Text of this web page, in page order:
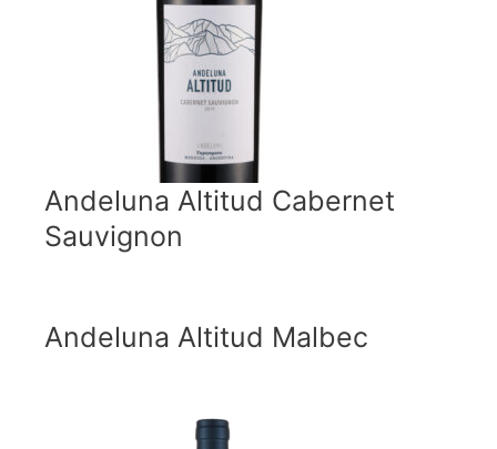
Andeluna Altitud Cabernet
Sauvignon
Andeluna Altitud Malbec